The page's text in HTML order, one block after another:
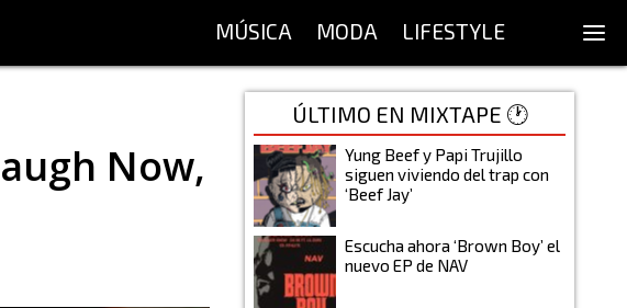
MÚSICA MODA LIFESTYLE
Now,
ÚLTIMO EN MIXTAPE 🕐
Yung Beef y Papi Trujillo
siguen viviendo del trap con
‘Beef Jay’
Escucha ahora ‘Brown Boy’ el
nuevo EP de NAV